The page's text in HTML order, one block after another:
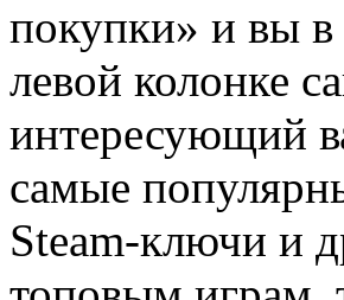
покупки» и вы
левой колонке
интересующий
самые
Steam-ключи и